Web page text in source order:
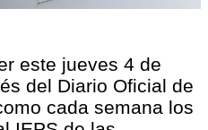
este jueves 4 de
del Diario Oficial de
cada semana los